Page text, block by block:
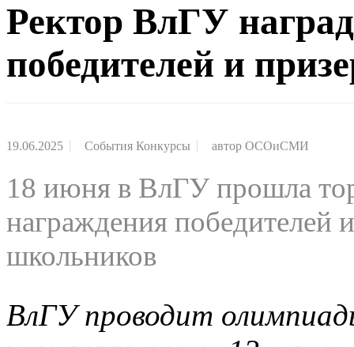
Ректор ВлГУ
победителей и
19.06.2025 События Конкурсы автор ОСОиСМИ
18 июня в ВлГУ прошла
награждения победителей
школьников
ВлГУ проводит